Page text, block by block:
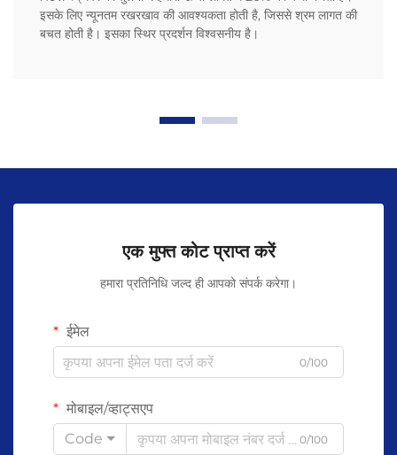
इसके लिए न्यूनतम रखरखाव की आवश्यकता होती है, जिससे श्रम लागत की
बचत होती है। इसका स्थिर प्रदर्शन विश्वसनीय है।
एक मुफ्त कोट प्राप्त करें
हमारा प्रतिनिधि जल्द ही आपको संपर्क करेगा।
ईमेल
0/100
मोबाइल/व्हाट्सएप
Code
0/100